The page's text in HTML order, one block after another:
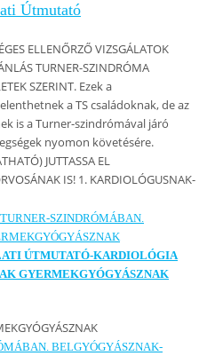
Útmutató
ELLENŐRZŐ VIZSGÁLATOK
TURNER-SZINDRÓMA
SZERINT. Ezek a
a TS családoknak, de az
is a Turner-szindrómával járó
nyomon követésére.
JUTTASSA EL
IS! 1. KARDIOLÓGUSNAK-
SZINDRÓMÁBAN.
ÚTMUTATÓ-KARDIOLÓGIA
GYERMEKGYÓGYÁSZNAK
BELGYÓGYÁSZNAK-